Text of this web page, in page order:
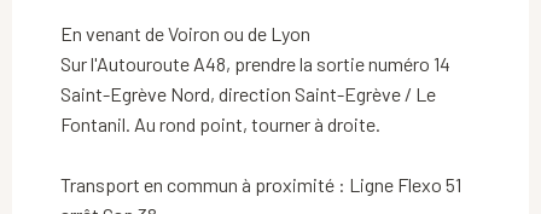
En venant de Voiron ou de Lyon
Sur l'Autouroute A48, prendre la sortie numéro 14
Saint-Egrève Nord, direction Saint-Egrève / Le
Fontanil. Au rond point, tourner à droite.
Transport en commun à proximité : Ligne Flexo 51